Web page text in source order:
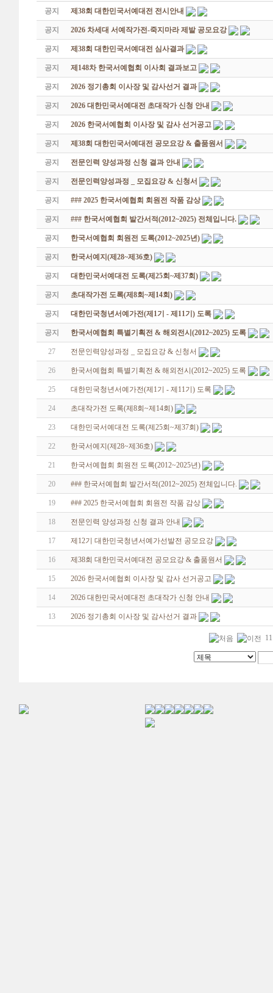
공지 제38회 대한민국서예대전 전시안내
공지 2026 차세대 서예작가전-죽지마라 제발 공모요강
공지 제38회 대한민국서예대전 심사결과
공지 제148차 한국서예협회 이사회 결과보고
공지 2026 정기총회 이사장 및 감사선거 결과
공지 2026 대한민국서예대전 초대작가 신청 안내
공지 2026 한국서예협회 이사장 및 감사 선거공고
공지 제38회 대한민국서예대전 공모요강 & 출품원서
공지 전문인력 양성과정 신청 결과 안내
공지 전문인력양성과정 _ 모집요강 & 신청서
공지 ### 2025 한국서예협회 회원전 작품 감상
공지 ### 한국서예협회 발간서적(2012~2025) 전체입니다.
공지 한국서예협회 회원전 도록(2012~2025년)
공지 한국서예지(제28~제36호)
공지 대한민국서예대전 도록(제25회~제37회)
공지 초대작가전 도록(제8회~제14회)
공지 대한민국청년서예가전(제1기 - 제11기) 도록
공지 한국서예협회 특별기획전 & 해외전시(2012~2025) 도록
27 전문인력양성과정 _ 모집요강 & 신청서
26 한국서예협회 특별기획전 & 해외전시(2012~2025) 도록
25 대한민국청년서예가전(제1기 - 제11기) 도록
24 초대작가전 도록(제8회~제14회)
23 대한민국서예대전 도록(제25회~제37회)
22 한국서예지(제28~제36호)
21 한국서예협회 회원전 도록(2012~2025년)
20 ### 한국서예협회 발간서적(2012~2025) 전체입니다.
19 ### 2025 한국서예협회 회원전 작품 감상
18 전문인력 양성과정 신청 결과 안내
17 제12기 대한민국청년서예가선발전 공모요강
16 제38회 대한민국서예대전 공모요강 & 출품원서
15 2026 한국서예협회 이사장 및 감사 선거공고
14 2026 대한민국서예대전 초대작가 신청 안내
13 2026 정기총회 이사장 및 감사선거 결과
11